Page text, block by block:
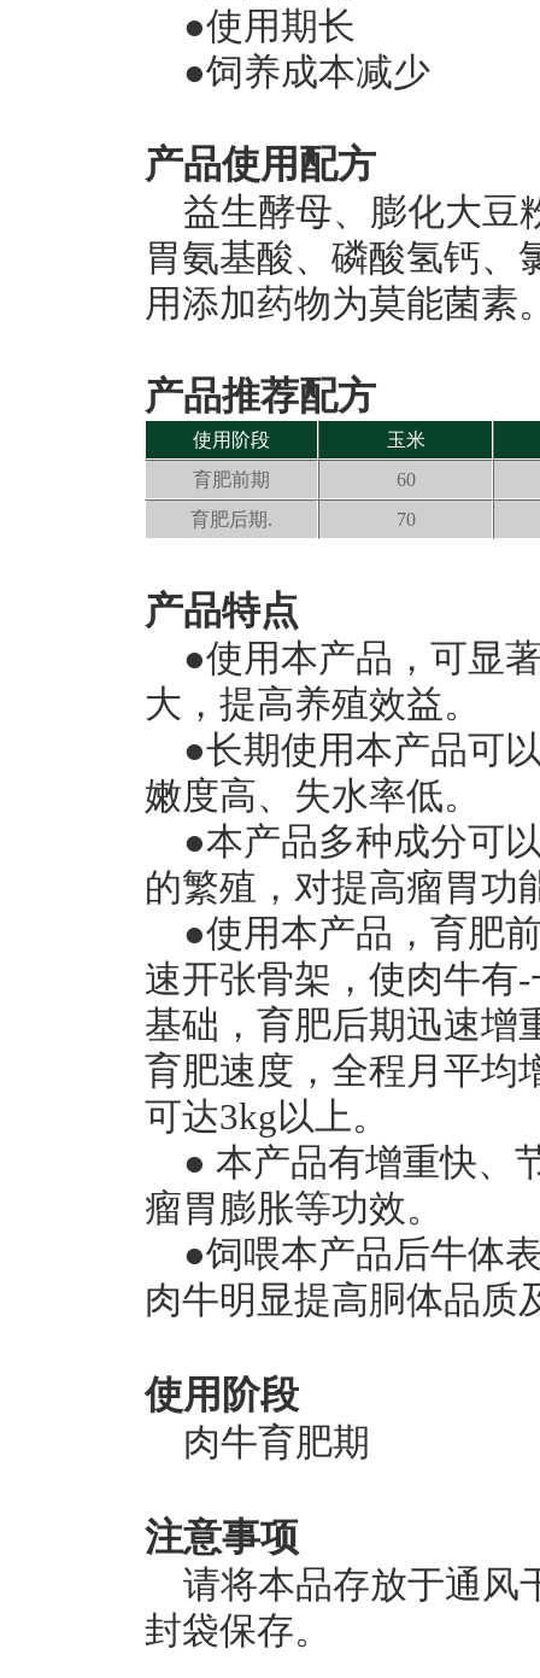
●使用期长
●饲养成本减少
产品使用配方
益生酵母、膨化大豆
胃氨基酸、磷酸氢钙、
用添加药物为莫能菌素
产品推荐配方
使用阶段
玉米
育肥前期
60
育肥后期.
70
产品特点
●使用本产品，可显
大，提高养殖效益。
●长期使用本产品可
嫩度高、失水率低。
●本产品多种成分可
的繁殖，对提高瘤胃功
●使用本产品，育肥
速开张骨架，使肉牛有
基础，育肥后期迅速增
育肥速度，全程月平均
可达3kg以上。
● 本产品有增重快、
瘤胃膨胀等功效。
●饲喂本产品后牛体
肉牛明显提高胴体品质
使用阶段
肉牛育肥期
注意事项
请将本品存放于通风
封袋保存。